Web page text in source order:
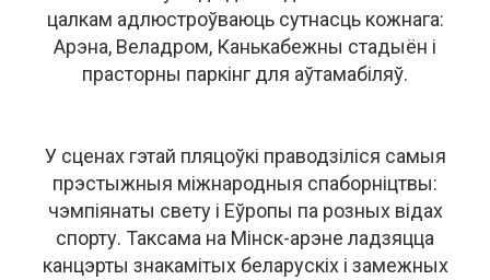
цалкам адлюстроўваюць сутнасць кожнага:
Арэна, Веладром, Канькабежны стадыён і
прасторны паркінг для аўтамабіляў.
У сценах гэтай пляцоўкі праводзіліся самыя
прэстыжныя міжнародныя спаборніцтвы:
чэмпіянаты свету і Еўропы па розных відах
спорту. Таксама на Мінск-арэне ладзяцца
канцэрты знакамітых беларускіх і замежных